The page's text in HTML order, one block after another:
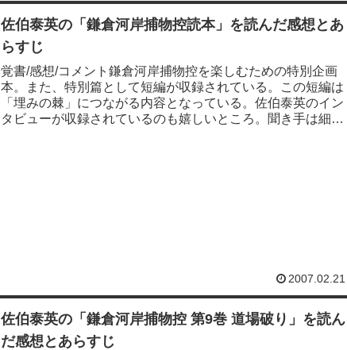
佐伯泰英の「鎌倉河岸捕物控読本」を読んだ感想とあ
らすじ
覚書/感想/コメント鎌倉河岸捕物控を楽しむための特別企画
本。また、特別篇として短編が収録されている。この短編は
「埋みの棘」につながる内容となっている。佐伯泰英のイン
タビューが収録されているのも嬉しいところ。聞き手は細谷
2007.02.21
佐伯泰英の「鎌倉河岸捕物控 第9巻 道場破り」を読ん
だ感想とあらすじ